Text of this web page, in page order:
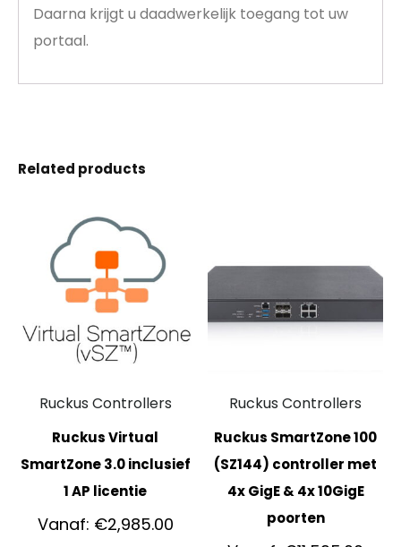
Daarna krijgt u daadwerkelijk toegang tot uw
portaal.
Related products
Ruckus Controllers
Ruckus Virtual
SmartZone 3.0 inclusief
1 AP licentie
Vanaf: €2,985.00
Ruckus Controllers
Ruckus SmartZone 100
(SZ144) controller met
4x GigE & 4x 10GigE
poorten